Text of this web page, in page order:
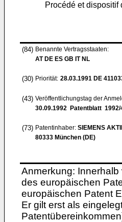
Procédé et
(84) Benannte Vertragsstaaten:
AT DE ES GB IT NL
(30) Priorität: 28.03.1991 DE
(43) Veröffentlichungstag der
30.09.1992 Patentblatt 1992/
(73) Patentinhaber: SIEMENS
80333 München (DE)
Anmerkung:
des europäischen
europäischen Patent
Er gilt erst als